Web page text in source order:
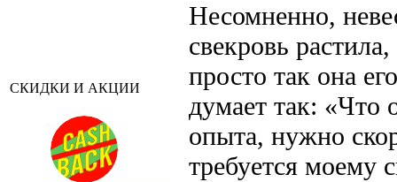
СКИДКИ И АКЦИИ
Несомненно,
свекровь
просто так она
думает так: «Что
опыта, нужно
требуется моему